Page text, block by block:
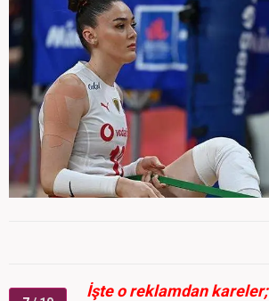
İşte o reklamdan kareler;